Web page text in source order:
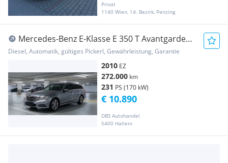
Privat
1140 Wien, 14. Bezirk, Penzing
Mercedes-Benz E-Klasse E 350 T Avantgarde
4MATIC CDI Aut. * ALLRAD * X...
Diesel, Automatik, gültiges Pickerl, Gewährleistung, Garantie
2010 EZ
272.000 km
231 PS (170 kW)
DBS Autohandel
5400 Hallein
€ 10.890